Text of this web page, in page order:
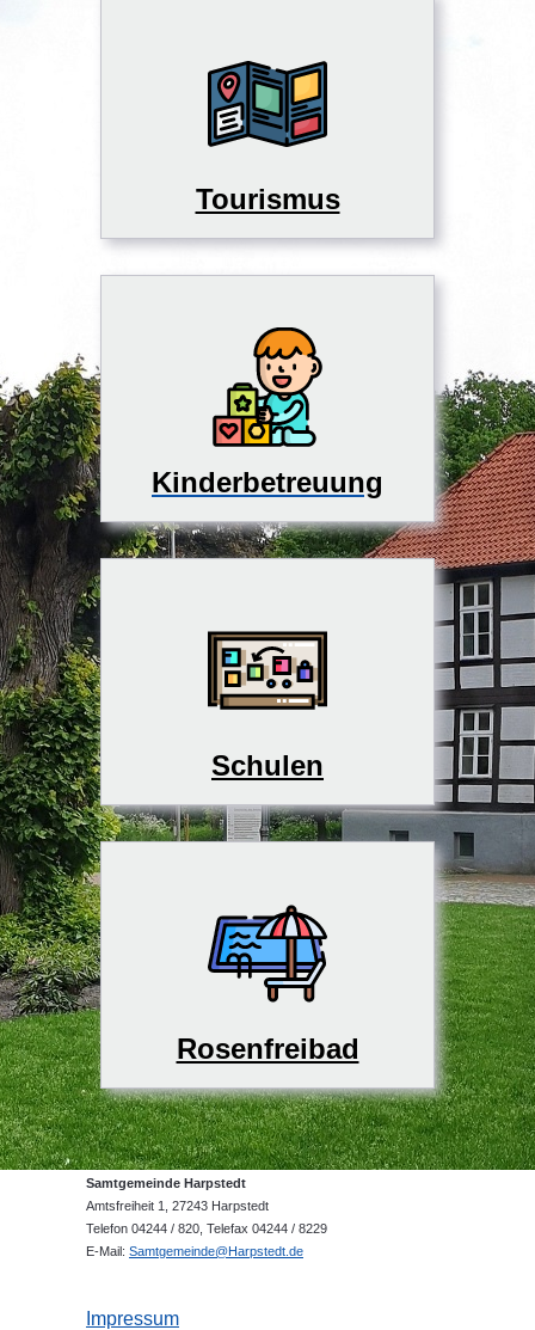
Tourismus
Kinderbetreuung
Schulen
Rosenfreibad
Samtgemeinde Harpstedt
Amtsfreiheit 1, 27243 Harpstedt
Telefon 04244 / 820, Telefax 04244 / 8229
E-Mail: Samtgemeinde@Harpstedt.de
Impressum